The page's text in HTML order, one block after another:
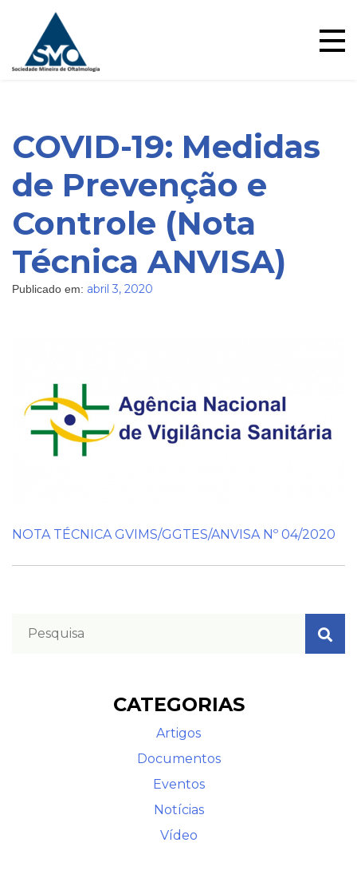
content
Blog
Pareceres Jurídicos
COVID-19: Medidas
de Prevenção e
Controle (Nota
Técnica ANVISA)
Publicado em: abril 3, 2020
NOTA TÉCNICA GVIMS/GGTES/ANVISA Nº 04/2020
CATEGORIAS
Artigos
Documentos
Eventos
Notícias
Vídeo